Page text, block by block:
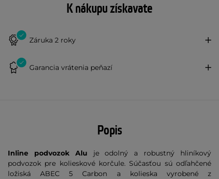
K nákupu získavate
Záruka 2 roky
Garancia vrátenia peňazí
Popis
Inline podvozok Alu je odolný a robustný hliníkový
podvozok pre kolieskové korčule. Súčasťou sú odľahčené
ložiská ABEC 5 Carbon a kolieska vyrobené z